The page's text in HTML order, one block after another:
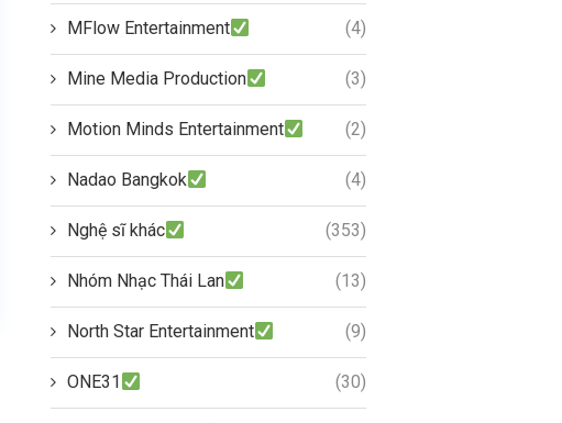
MFlow Entertainment (4)
Mine Media Production (3)
Motion Minds Entertainment (2)
Nadao Bangkok (4)
Nghệ sĩ khác (353)
Nhóm Nhạc Thái Lan (13)
North Star Entertainment (9)
ONE31 (30)